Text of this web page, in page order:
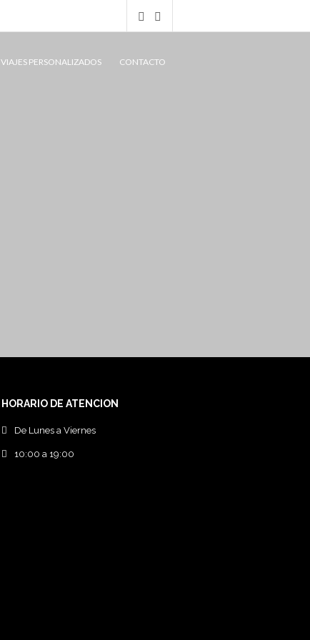
VIAJES PERSONALIZADOS CONTACTO
HORARIO DE ATENCION
De Lunes a Viernes
10:00 a 19:00